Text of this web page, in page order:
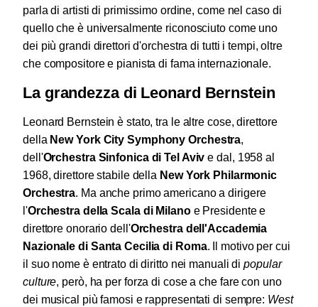
parla di artisti di primissimo ordine, come nel caso di
quello che è universalmente riconosciuto come uno
dei più grandi direttori d'orchestra di tutti i tempi, oltre
che compositore e pianista di fama internazionale.
La grandezza di Leonard Bernstein
Leonard Bernstein è stato, tra le altre cose, direttore
della New York City Symphony Orchestra,
dell'Orchestra Sinfonica di Tel Aviv e dal, 1958 al
1968, direttore stabile della New York Philarmonic
Orchestra. Ma anche primo americano a dirigere
l'Orchestra della Scala di Milano e Presidente e
direttore onorario dell'Orchestra dell'Accademia
Nazionale di Santa Cecilia di Roma.
Il motivo per cui
il suo nome è entrato di diritto nei manuali dipopular
culture, però, ha per forza di cose a che fare con uno
dei musical più famosi e rappresentati di sempre: West